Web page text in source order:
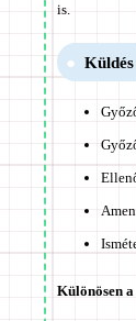
is.
Különösen